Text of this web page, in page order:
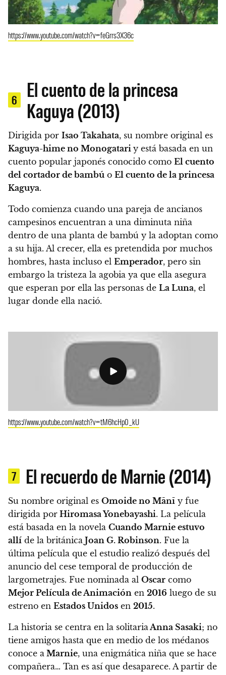
https://www.youtube.com/watch?v=feGrrs3X36c
6
El cuento de la princesa
Kaguya (2013)
Dirigida por Isao Takahata, su nombre original es
Kaguya-hime no Monogatari y está basada en un
cuento popular japonés conocido como El cuento
del cortador de bambú o El cuento de la princesa
Kaguya.
Todo comienza cuando una pareja de ancianos
campesinos encuentran a una diminuta niña
dentro de una planta de bambú y la adoptan como
a su hija. Al crecer, ella es pretendida por muchos
hombres, hasta incluso el Emperador, pero sin
embargo la tristeza la agobia ya que ella asegura
que esperan por ella las personas de La Luna, el
lugar donde ella nació.
https://www.youtube.com/watch?v=tM6hcHp0_kU
7 El recuerdo de Marnie (2014)
Su nombre original es Omoide no Mānī y fue
dirigida por Hiromasa Yonebayashi. La película
está basada en la novela Cuando Marnie estuvo
allí de la británica Joan G. Robinson. Fue la
última película que el estudio realizó después del
anuncio del cese temporal de producción de
largometrajes.​ Fue nominada al Oscar como
Mejor Película de Animación en 2016 luego de su
estreno en Estados Unidos en 2015.
La historia se centra en la solitaria Anna Sasaki; no
tiene amigos hasta que en medio de los médanos
conoce a Marnie, una enigmática niña que se hace
compañera… Tan es así que desaparece. A partir de